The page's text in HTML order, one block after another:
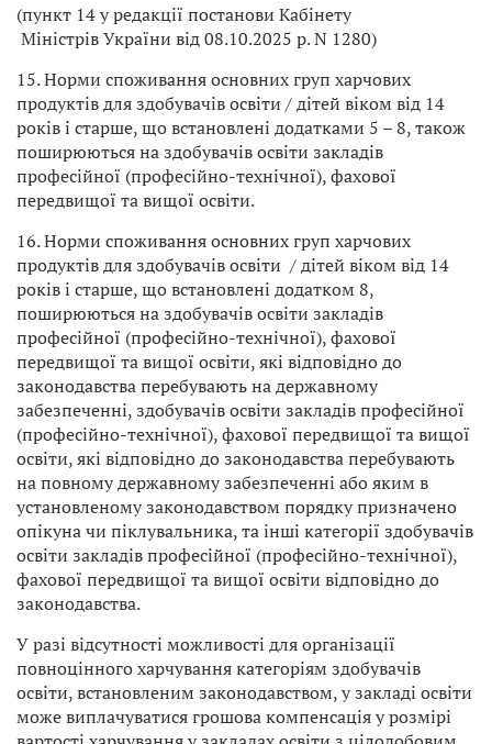
(пункт 14 у редакції постанови Кабінету
Міністрів України від 08.10.2025 р. N 1280)
15. Норми споживання основних груп харчових
продуктів для здобувачів освіти / дітей віком від 14
років і старше, що встановлені додатками 5 – 8, також
поширюються на здобувачів освіти закладів
професійної (професійно-технічної), фахової
передвищої та вищої освіти.
16. Норми споживання основних груп харчових
продуктів для здобувачів освіти / дітей віком від 14
років і старше, що встановлені додатком 8,
поширюються на здобувачів освіти закладів
професійної (професійно-технічної), фахової
передвищої та вищої освіти, які відповідно до
законодавства перебувають на державному
забезпеченні, здобувачів освіти закладів професійної
(професійно-технічної), фахової передвищої та вищої
освіти, які відповідно до законодавства перебувають
на повному державному забезпеченні або яким в
установленому законодавством порядку призначено
опікуна чи піклувальника, та інші категорії здобувачів
освіти закладів професійної (професійно-технічної),
фахової передвищої та вищої освіти відповідно до
законодавства.
У разі відсутності можливості для організації
повноцінного харчування категоріям здобувачів
освіти, встановленим законодавством, у закладі освіти
може виплачуватися грошова компенсація у розмірі